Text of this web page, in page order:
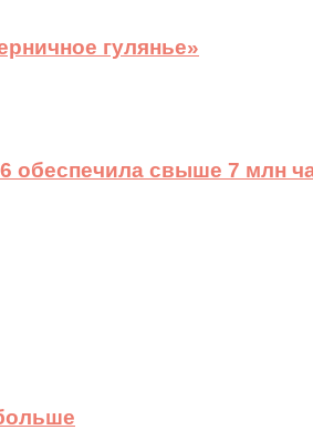
гулянье»
обеспечила свыше 7 млн